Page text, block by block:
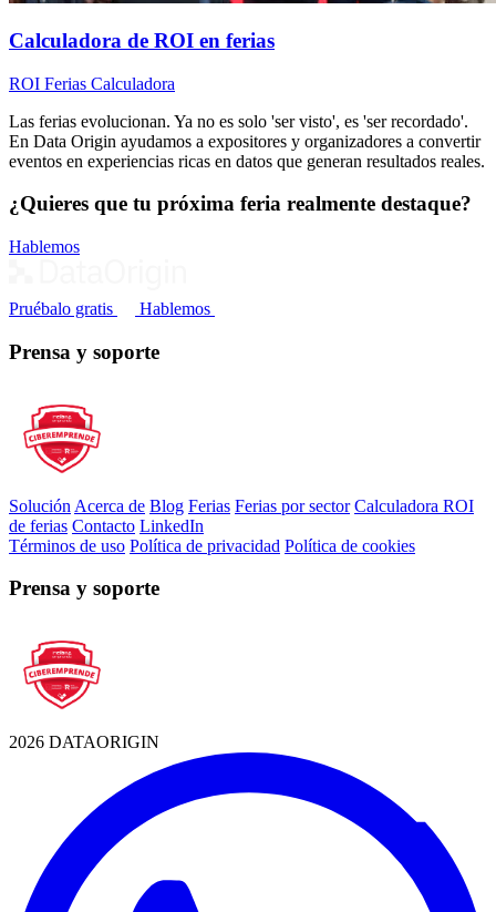
Calculadora de ROI en ferias
ROI Ferias Calculadora
Las ferias evolucionan. Ya no es solo 'ser visto', es 'ser recordado'.
En Data Origin ayudamos a expositores y organizadores a convertir
eventos en experiencias ricas en datos que generan resultados reales.
¿Quieres que tu próxima feria realmente destaque?
Hablemos
Pruébalo gratis Hablemos
Prensa y soporte
Solución Acerca de Blog Ferias Ferias por sector Calculadora ROI
de ferias Contacto LinkedIn
Términos de uso Política de privacidad Política de cookies
Prensa y soporte
2026 DATAORIGIN